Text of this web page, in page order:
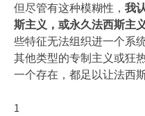
但尽管有这种模糊性， 我
斯主义，或永久法西斯主
些特征无法组织进一个系
其他类型的专制主义或狂
一个存在，都足以让法西
1